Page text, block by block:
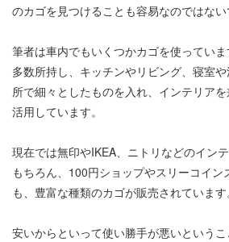
のカゴを見つけることも容易なのではない
筆者は車内でもいくつかカゴを使ってい
多数所持し、キッチンやリビング、寝室
所で細々としたものを入れ、インテリア
活用しています。
現在では無印やIKEA、ニトリなどのイン
もちろん、100円ショップやスリーコイン
も、豊富な種類のカゴが販売されています
安いからといって使い勝手が悪いという